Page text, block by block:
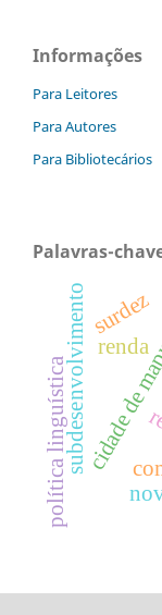
Informações
Para Leitores
Para Autores
Para Bibliotecários
Palavras-
cidade
renda
subdesenvolvimento
política linguística
surdez